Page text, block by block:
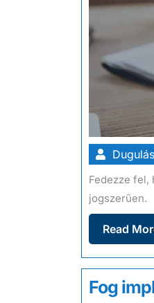
Fedezze fel,
jogszerűen.
Read
Fog